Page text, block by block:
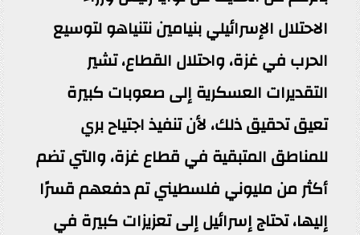
الاحتلال الإسرائيلي بنيامين نتنياهو لتوسيع
الحرب في غزة، واحتلال القطاع، تشير
التقديرات العسكرية إلى صعوبات كبيرة
تعيق تحقيق ذلك، لأن تنفيذ اجتياح بري
للمناطق المتبقية في قطاع غزة، والتي تضم
أكثر من مليوني فلسطيني تم دفعهم قسرًا
إليها، تحتاج إسرائيل إلى تعزيزات كبيرة في